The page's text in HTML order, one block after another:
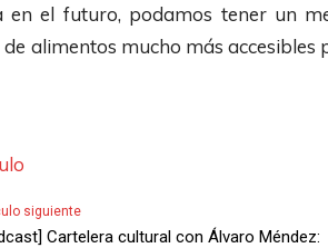
a
el futuro, podamos tener un
alimentos mucho más accesibles
siguiente
Cartelera cultural con Álvaro Méndez: